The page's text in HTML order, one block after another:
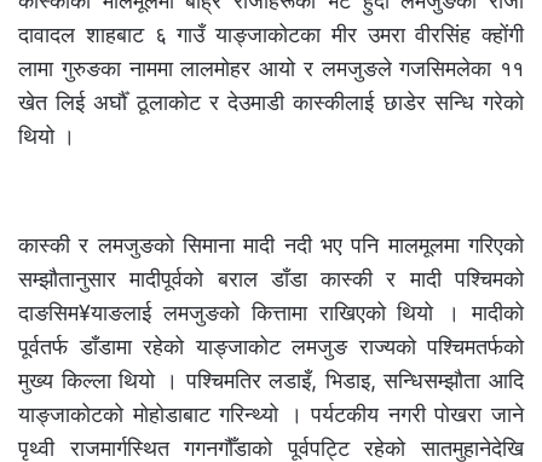
दावादल शाहबाट ६ गाउँ याङ्जाकोटका मीर उमरा वीरसिंह क्होंगी
लामा गुरुङका नाममा लालमोहर आयो र लमजुङले गजसिमलेका ११
खेत लिई अर्घौँ ठूलाकोट र देउमाडी कास्कीलाई छाडेर सन्धि गरेको
थियो ।
कास्की र लमजुङको सिमाना मादी नदी भए पनि मालमूलमा गरिएको
सम्झौतानुसार मादीपूर्वको बराल डाँडा कास्की र मादी पश्चिमको
दाङसिम¥याङलाई लमजुङको कित्तामा राखिएको थियो । मादीको
पूर्वतर्फ डाँडामा रहेको याङ्जाकोट लमजुङ राज्यको पश्चिमतर्फको
मुख्य किल्ला थियो । पश्चिमतिर लडाइँ, भिडाइ, सन्धिसम्झौता आदि
याङ्जाकोटको मोहोडाबाट गरिन्थ्यो । पर्यटकीय नगरी पोखरा जाने
पृथ्वी राजमार्गस्थित गगनगौँडाको पूर्वपट्टि रहेको सातमुहानेदेखि